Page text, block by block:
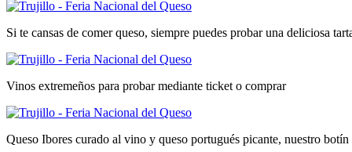
Si te cansas de comer queso, siempre puedes probar una deliciosa
Vinos extremeños para probar mediante ticket o comprar
Queso Ibores curado al vino y queso portugués picante, nuestro